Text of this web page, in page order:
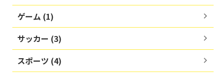
ゲーム (1)
サッカー (3)
スポーツ (4)